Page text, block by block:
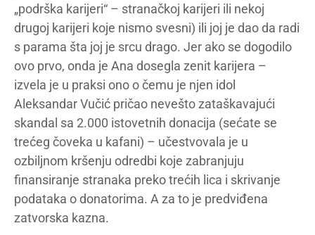
„podrška karijeri“ – stranačkoj karijeri ili nekoj
drugoj karijeri koje nismo svesni) ili joj je dao da radi
s parama šta joj je srcu drago. Jer ako se dogodilo
ovo prvo, onda je Ana dosegla zenit karijera –
izvela je u praksi ono o čemu je njen idol
Aleksandar Vučić pričao nevešto zataškavajući
skandal sa 2.000 istovetnih donacija (sećate se
trećeg čoveka u kafani) – učestvovala je u
ozbiljnom kršenju odredbi koje zabranjuju
finansiranje stranaka preko trećih lica i skrivanje
podataka o donatorima. A za to je predviđena
zatvorska kazna.